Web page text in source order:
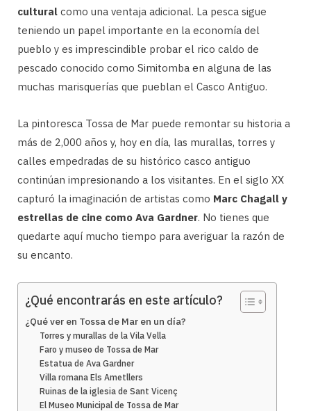
cultural como una ventaja adicional. La pesca sigue
teniendo un papel importante en la economía del
pueblo y es imprescindible probar el rico caldo de
pescado conocido como Simitomba en alguna de las
muchas marisquerías que pueblan el Casco Antiguo.
La pintoresca Tossa de Mar puede remontar su historia a
más de 2,000 años y, hoy en día, las murallas, torres y
calles empedradas de su histórico casco antiguo
continúan impresionando a los visitantes. En el siglo XX
capturó la imaginación de artistas como Marc Chagall y
estrellas de cine como Ava Gardner. No tienes que
quedarte aquí mucho tiempo para averiguar la razón de
su encanto.
¿Qué encontrarás en este artículo?
¿Qué ver en Tossa de Mar en un día?
Torres y murallas de la Vila Vella
Faro y museo de Tossa de Mar
Estatua de Ava Gardner
Villa romana Els Ametllers
Ruinas de la iglesia de Sant Vicenç
El Museo Municipal de Tossa de Mar